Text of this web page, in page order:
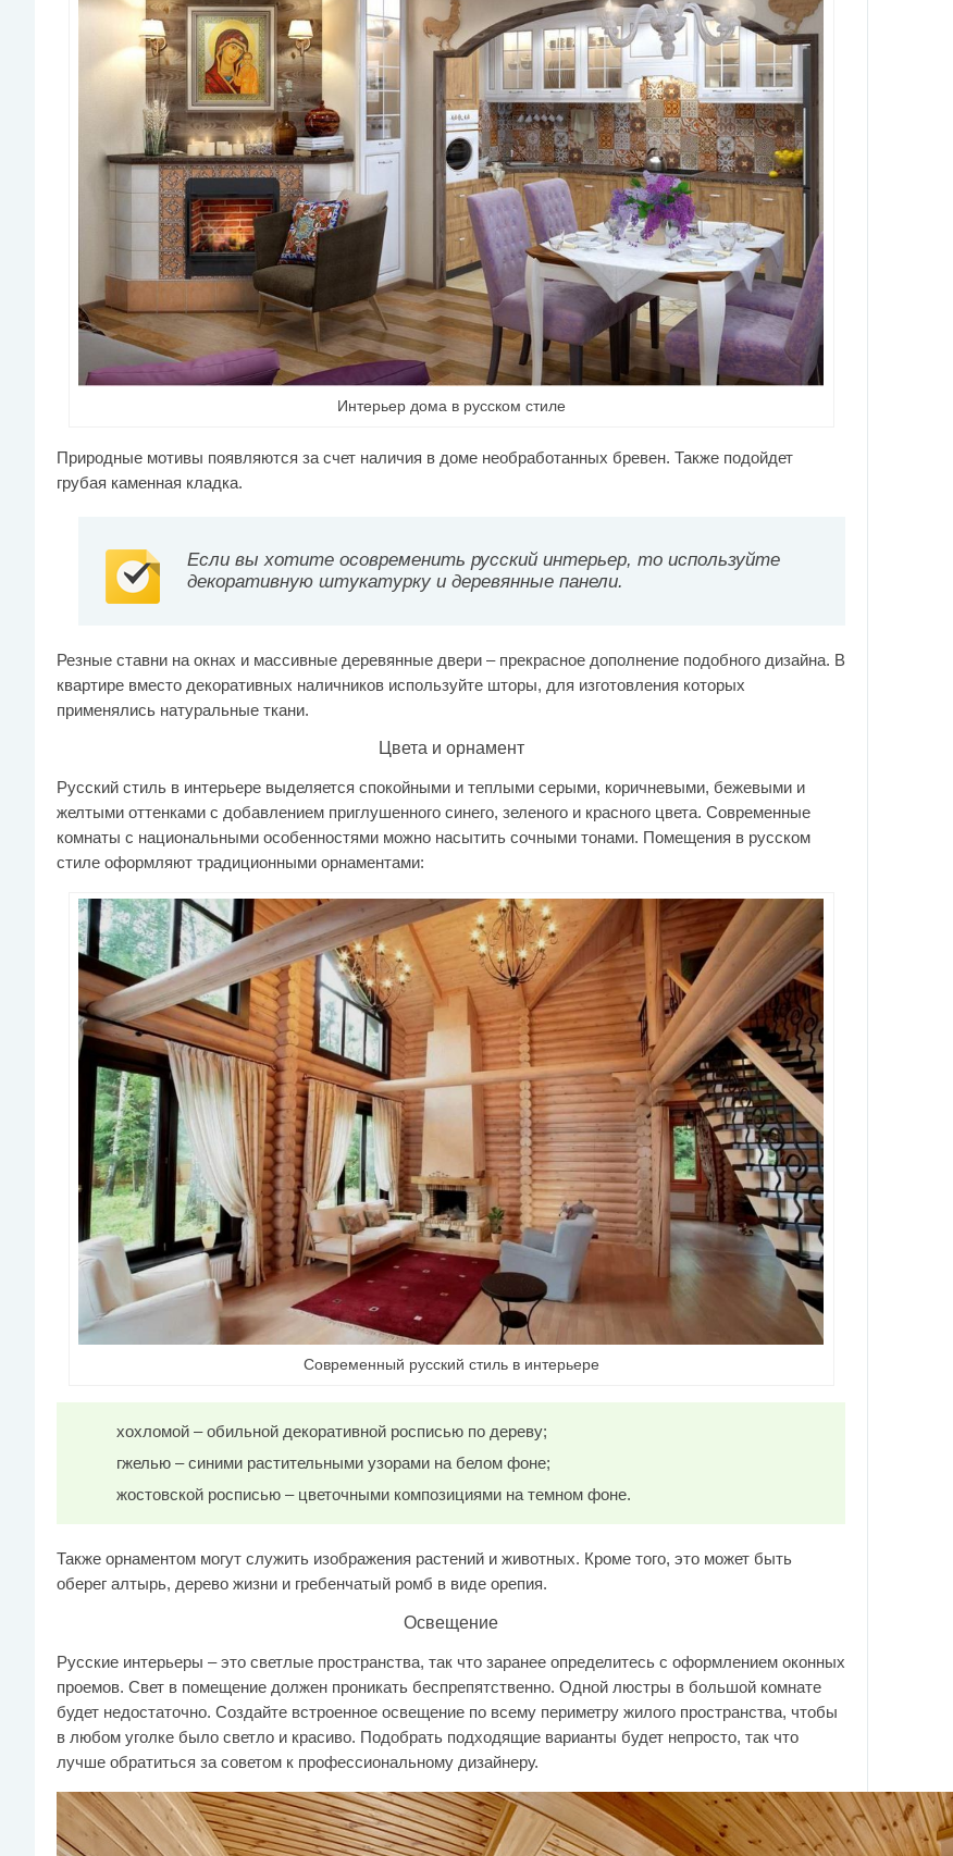
Интерьер дома в русском стиле
Природные мотивы появляются за счет наличия в доме необработанных бревен. Также подойдет
грубая каменная кладка.
Если вы хотите осовременить русский интерьер, то используйте
декоративную штукатурку и деревянные панели.
Резные ставни на окнах и массивные деревянные двери – прекрасное дополнение подобного дизайна. В
квартире вместо декоративных наличников используйте шторы, для изготовления которых
применялись натуральные ткани.
Цвета и орнамент
Русский стиль в интерьере выделяется спокойными и теплыми серыми, коричневыми, бежевыми и
желтыми оттенками с добавлением приглушенного синего, зеленого и красного цвета. Современные
комнаты с национальными особенностями можно насытить сочными тонами. Помещения в русском
стиле оформляют традиционными орнаментами:
Современный русский стиль в интерьере
хохломой – обильной декоративной росписью по дереву;
гжелью – синими растительными узорами на белом фоне;
жостовской росписью – цветочными композициями на темном фоне.
Также орнаментом могут служить изображения растений и животных. Кроме того, это может быть
оберег алтырь, дерево жизни и гребенчатый ромб в виде орепия.
Освещение
Русские интерьеры – это светлые пространства, так что заранее определитесь с оформлением оконных
проемов. Свет в помещение должен проникать беспрепятственно. Одной люстры в большой комнате
будет недостаточно. Создайте встроенное освещение по всему периметру жилого пространства, чтобы
в любом уголке было светло и красиво. Подобрать подходящие варианты будет непросто, так что
лучше обратиться за советом к профессиональному дизайнеру.